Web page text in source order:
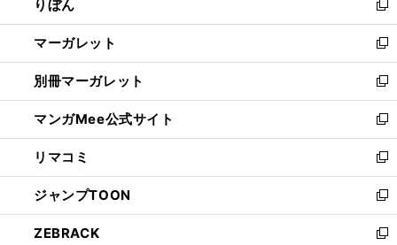
く
で
開
く
ド
ウ
で
開
く
ィ
ン
ド
ウ
で
開
く
りぼん
新
し
い
ウ
ィ
ン
ド
ウ
で
開
く
マーガレット
新
し
い
ウ
ィ
ン
ド
ウ
で
開
く
別冊マーガレット
新
し
い
ウ
ィ
ン
ド
ウ
で
マンガMee公式サイト
新
し
い
ウ
ィ
ン
ド
リマコミ
新
し
い
ウ
ィ
ジャンプTOON
新
し
い
ZEBRACK
新